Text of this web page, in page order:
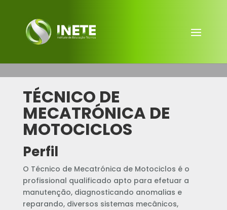
TÉCNICO DE
MECATRÓNICA DE
MOTOCICLOS
Perfil
O Técnico de Mecatrónica de Motociclos é o
profissional qualificado apto para efetuar a
manutenção, diagnosticando anomalias e
reparando, diversos sistemas mecânicos,